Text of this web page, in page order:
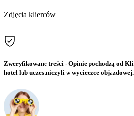
Zdjęcia klientów
Zweryfikowane treści - Opinie pochodzą od
hotel lub uczestniczyli w wycieczce